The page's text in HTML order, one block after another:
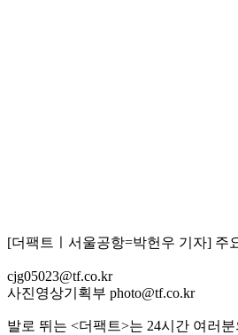
[더팩트ㅣ서울공항=박헌우 기자] 주
cjg05023@tf.co.kr
사진영상기획부 photo@tf.co.kr
발로 뛰는 <더팩트>는 24시간 여러